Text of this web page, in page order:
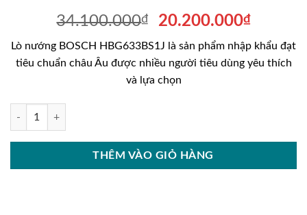
34.100.000₫
Giá
là:
34.100.000₫.
20.200.000₫Giá
hiện
tại
là:
Lò nướng BOSCH HBG633BS1J là sản phẩm nhập khẩu đạt
tiêu chuẩn châu Âu được nhiều người tiêu dùng yêu thích
và lựa chọn
Lò nướng BOSCH HBG633BS1J số lượng
THÊM VÀO GIỎ HÀNG